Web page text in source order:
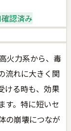
認済み
火力系から、毒
流れに大きく関
ける時も、効果
す。特に短いセ
の崩壊につなが